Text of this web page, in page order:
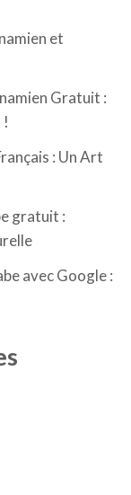
et
Gratuit :
!
: Un Art
gratuit :
avec Google :